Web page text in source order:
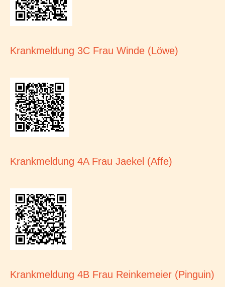
Krankmeldung 3C Frau Winde (Löwe)
Krankmeldung 4A Frau Jaekel (Affe)
Krankmeldung 4B Frau Reinkemeier (Pinguin)